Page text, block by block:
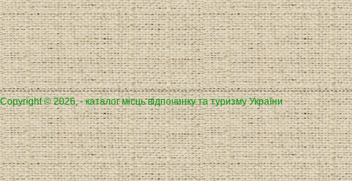
Copyright © 2026, - каталог місць відпочинку та туризму України